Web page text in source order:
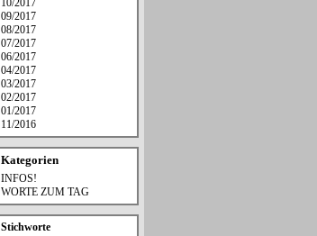
10/2017
09/2017
08/2017
07/2017
06/2017
04/2017
03/2017
02/2017
01/2017
11/2016
Kategorien
INFOS!
WORTE ZUM TAG
Stichworte